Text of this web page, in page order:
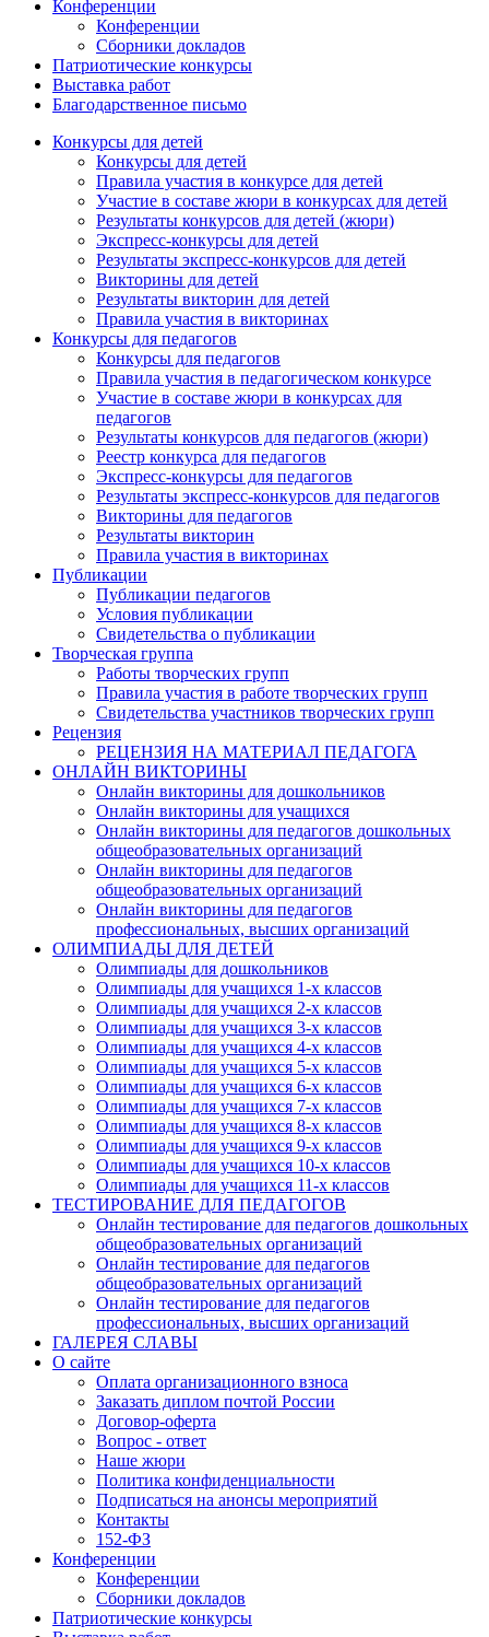
Конференции
Конференции
Сборники докладов
Патриотические конкурсы
Выставка работ
Благодарственное письмо
Конкурсы для детей
Конкурсы для детей
Правила участия в конкурсе для детей
Участие в составе жюри в конкурсах для детей
Результаты конкурсов для детей (жюри)
Экспресс-конкурсы для детей
Результаты экспресс-конкурсов для детей
Викторины для детей
Результаты викторин для детей
Правила участия в викторинах
Конкурсы для педагогов
Конкурсы для педагогов
Правила участия в педагогическом конкурсе
Участие в составе жюри в конкурсах для
педагогов
Результаты конкурсов для педагогов (жюри)
Реестр конкурса для педагогов
Экспресс-конкурсы для педагогов
Результаты экспресс-конкурсов для педагогов
Викторины для педагогов
Результаты викторин
Правила участия в викторинах
Публикации
Публикации педагогов
Условия публикации
Свидетельства о публикации
Творческая группа
Работы творческих групп
Правила участия в работе творческих групп
Свидетельства участников творческих групп
Рецензия
РЕЦЕНЗИЯ НА МАТЕРИАЛ ПЕДАГОГА
ОНЛАЙН ВИКТОРИНЫ
Онлайн викторины для дошкольников
Онлайн викторины для учащихся
Онлайн викторины для педагогов дошкольных
общеобразовательных организаций
Онлайн викторины для педагогов
общеобразовательных организаций
Онлайн викторины для педагогов
профессиональных, высших организаций
ОЛИМПИАДЫ ДЛЯ ДЕТЕЙ
Олимпиады для дошкольников
Олимпиады для учащихся 1-х классов
Олимпиады для учащихся 2-х классов
Олимпиады для учащихся 3-х классов
Олимпиады для учащихся 4-х классов
Олимпиады для учащихся 5-х классов
Олимпиады для учащихся 6-х классов
Олимпиады для учащихся 7-х классов
Олимпиады для учащихся 8-х классов
Олимпиады для учащихся 9-х классов
Олимпиады для учащихся 10-х классов
Олимпиады для учащихся 11-х классов
ТЕСТИРОВАНИЕ ДЛЯ ПЕДАГОГОВ
Онлайн тестирование для педагогов дошкольных
общеобразовательных организаций
Онлайн тестирование для педагогов
общеобразовательных организаций
Онлайн тестирование для педагогов
профессиональных, высших организаций
ГАЛЕРЕЯ СЛАВЫ
О сайте
Оплата организационного взноса
Заказать диплом почтой России
Договор-оферта
Вопрос - ответ
Наше жюри
Политика конфиденциальности
Подписаться на анонсы мероприятий
Контакты
152-ФЗ
Конференции
Конференции
Сборники докладов
Патриотические конкурсы